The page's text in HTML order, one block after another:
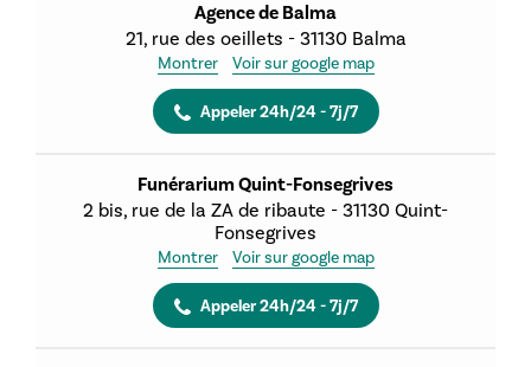
Agence de Balma
21, rue des oeillets - 31130 Balma
Montrer Voir sur google map
Appeler 24h/24 - 7j/7
Funérarium Quint-Fonsegrives
2 bis, rue de la ZA de ribaute - 31130 Quint-
Fonsegrives
Montrer Voir sur google map
Appeler 24h/24 - 7j/7